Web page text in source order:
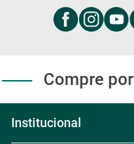
Compre
Institucional